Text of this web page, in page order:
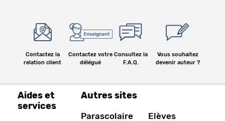
Contactez la
relation client
Contactez votre
délégué
Consultez la
F.A.Q.
Vous souhaitez
devenir auteur ?
Aides et
services
Autres sites
Parascolaire Elèves